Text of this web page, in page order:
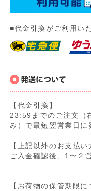
■代金引換がご利用い
【代金引換】
23:59までのご注文（
み）で最短翌営業日に
【上記以外のお支払い
ご入金確認後、1〜２
【お荷物の保管期限に